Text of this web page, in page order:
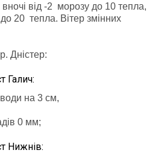
від -2 морозу до 10 тепла,
20 тепла. Вітер змінних
Дністер:
Галич:
води на 3 см,
0 мм;
Нижнів: